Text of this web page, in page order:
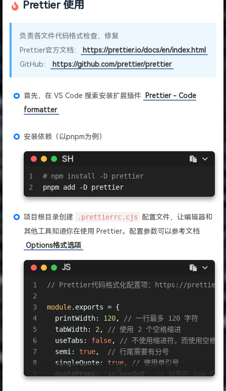
Prettier 使用
负责各文件代码格式检查、修复
Prettier官方文档：
https://prettier.io/docs/en/index.html
GitHub：
https://github.com/prettier/prettier
首先，在 VS Code 搜索安装扩展插件
Prettier - Code
formatter
安装依赖（以pnpm为例）
SH
1
2
# npm install -D prettier
pnpm add -D prettier
项目根目录创建 .prettierrc.cjs
配置文件，让编辑器和
其他工具知道你在使用 Prettier。配置参数可以参考文档
Options格式选项
JS
1
2
3
4
5
6
7
8
// Prettier代码格式化配置项：https://
module.exports = {
printWidth: 120,
// 一行最多 120 字符
tabWidth: 2 ,
// 使用 2 个空格缩进
useTabs : false,
// 不使用缩进符，而使用空格
semi : true,
// 行尾需要有分号
singleQuote: true,
// 使用单引号
quoteProps : 'as-needed' ,
// 对象的 key 仅在